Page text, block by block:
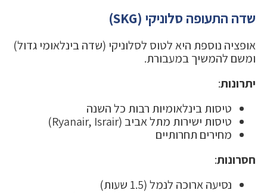
שדה התעופה סלוניקי (SKG)
אופציה נוספת היא לטוס לסלוניקי (שדה בינלאומי גדול)
ומשם להמשיך במעבורת.
יתרונות:
טיסות בינלאומיות רבות כל השנה
טיסות ישירות מתל אביב (Ryanair, Israir)
מחירים תחרותיים
חסרונות:
נסיעה ארוכה לנמל (1.5 שעות)